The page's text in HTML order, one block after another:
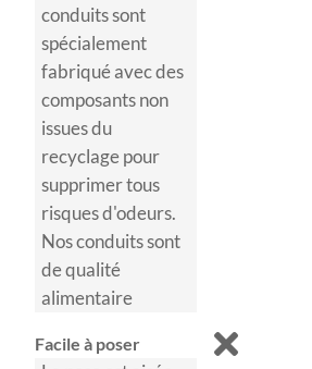
conduits sont
spécialement
fabriqué avec des
composants non
issues du
recyclage pour
supprimer tous
risques d'odeurs.
Nos conduits sont
de qualité
alimentaire
Facile à poser